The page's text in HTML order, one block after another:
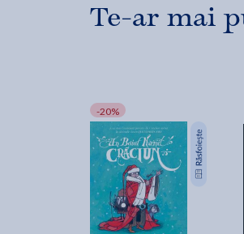
Te-ar mai
-20%